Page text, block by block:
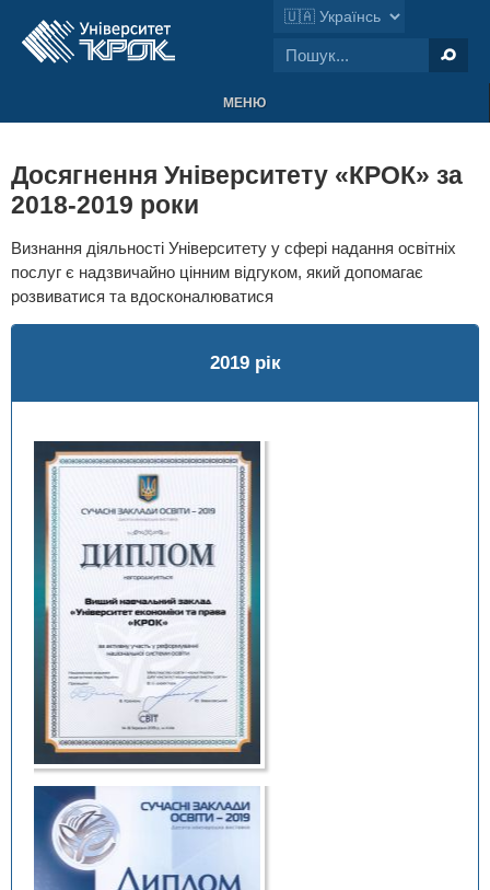
МЕНЮ
Досягнення Університету «КРОК» за
2018-2019 роки
Визнання діяльності Університету у сфері надання освітніх
послуг є надзвичайно цінним відгуком, який допомагає
розвиватися та вдосконалюватися
2019 рік